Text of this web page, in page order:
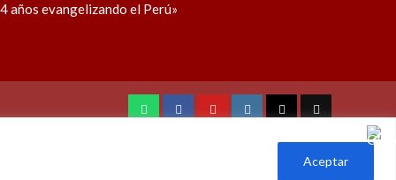
Aceptar
años evangelizando el Perú»
WhatsAppFacebookYoutubeInstagram
X TikTok